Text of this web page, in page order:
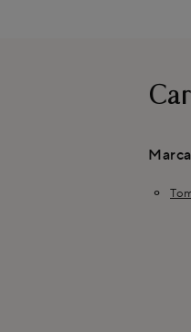
Marca